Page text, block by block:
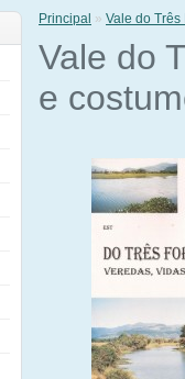
Principal » Vale do
Vale do
e